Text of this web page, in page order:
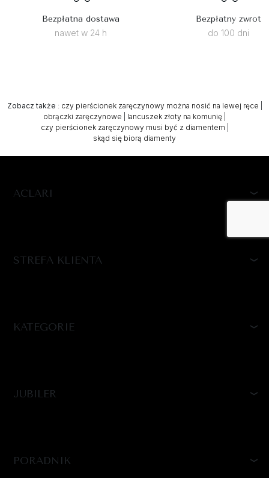
Bezpłatna dostawa
nawet w 24 h
Bezpłatny zwrot
do 100 dni
Zobacz także : czy pierścionek zaręczynowy można nosić na lewej ręce
obrączki zaręczynowe
lancuszek złoty na komunię
czy pierścionek zaręczynowy musi być z diamentem
skąd się biorą diamenty
ACLARI
STREFA KLIENTA
KATEGORIE
JUBILER
PORADNIK